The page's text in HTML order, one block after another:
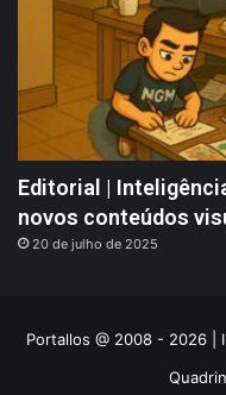
Editorial |
novos conteúdos
20 de julho de 2025
Portallos @ 2008 - 2026 |